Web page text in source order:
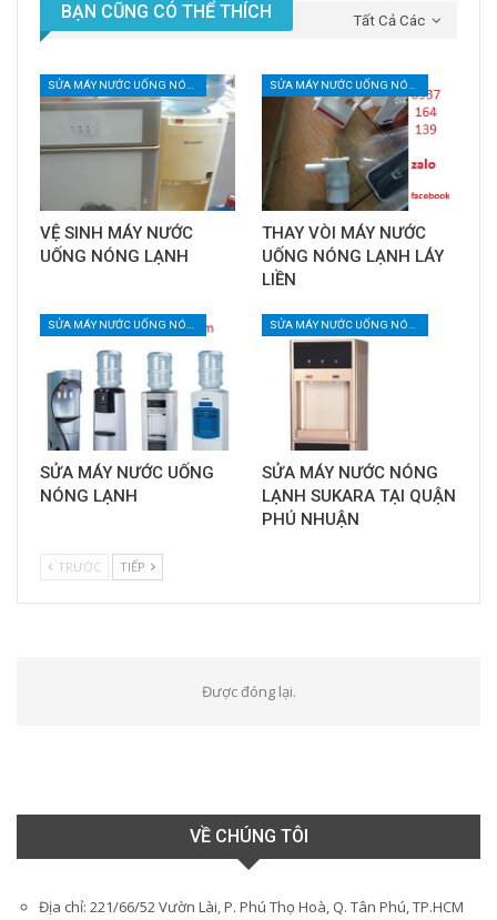
Tất Cả Các
BẠN CŨNG CÓ THỂ THÍCH
VỆ SINH MÁY NƯỚC
UỐNG NÓNG LẠNH
THAY VÒI MÁY NƯỚC
UỐNG NÓNG LẠNH LÁY
LIỀN
SỬA MÁY NƯỚC UỐNG NÓNG LẠNH
SỬA MÁY NƯỚC UỐNG
NÓNG LẠNH
SỬA MÁY NƯỚC UỐNG NÓNG LẠNH
SỬA MÁY NƯỚC NÓNG
LẠNH SUKARA TẠI QUẬN
PHÚ NHUẬN
TRƯỚC TIẾP
Được đóng lại.
VỀ CHÚNG TÔI
Địa chỉ: 221/66/52 Vườn Lài, P. Phú Thọ Hoà, Q. Tân Phú, TP.HCM